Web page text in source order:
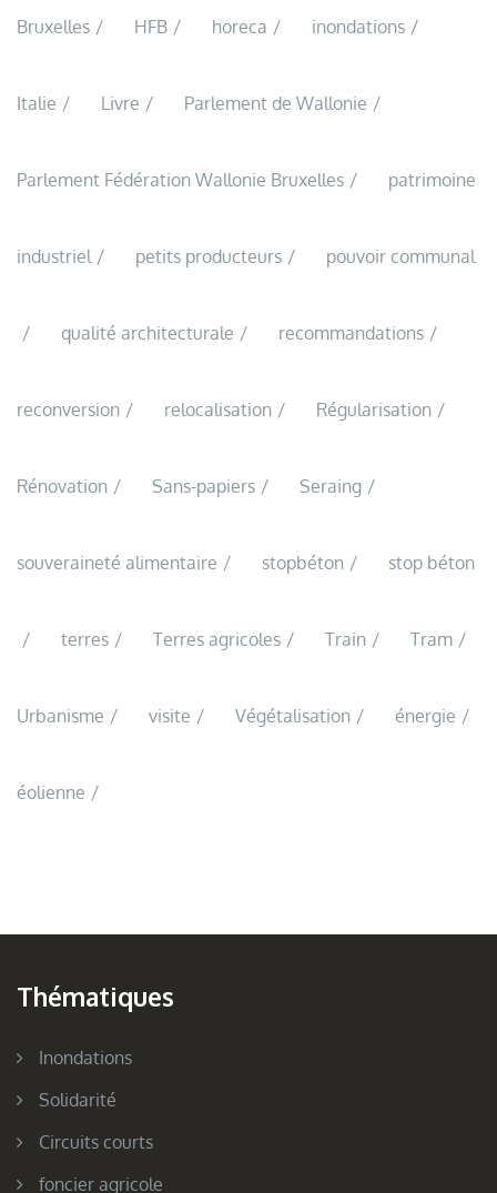
Bruxelles HFB horeca inondations
Italie Livre Parlement de Wallonie
Parlement Fédération Wallonie Bruxelles patrimoine
industriel petits producteurs pouvoir communal
qualité architecturale recommandations
reconversion relocalisation Régularisation
Rénovation Sans-papiers Seraing
souveraineté alimentaire stopbéton stop béton
terres Terres agricoles Train Tram
Urbanisme visite Végétalisation énergie
éolienne
Thématiques
Inondations
Solidarité
Circuits courts
foncier agricole